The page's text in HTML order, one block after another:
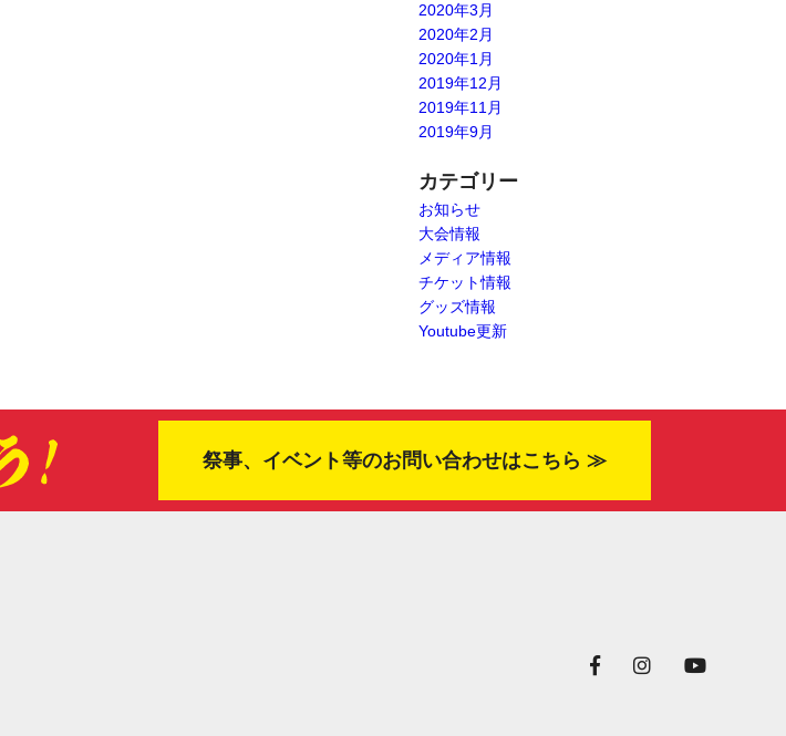
2020年3月
2020年2月
2020年1月
2019年12月
2019年11月
2019年9月
カテゴリー
お知らせ
大会情報
メディア情報
チケット情報
グッズ情報
Youtube更新
祭事、イベント等のお問い合わせはこちら ≫